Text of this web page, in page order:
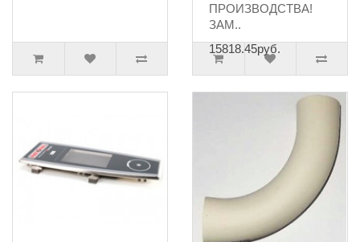
ПРОИЗВОДСТВА!
ЗАМ..
15818.45руб.